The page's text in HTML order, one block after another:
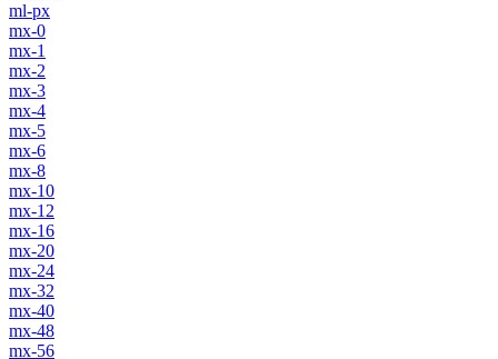
ml-px
mx-0
mx-1
mx-2
mx-3
mx-4
mx-5
mx-6
mx-8
mx-10
mx-12
mx-16
mx-20
mx-24
mx-32
mx-40
mx-48
mx-56